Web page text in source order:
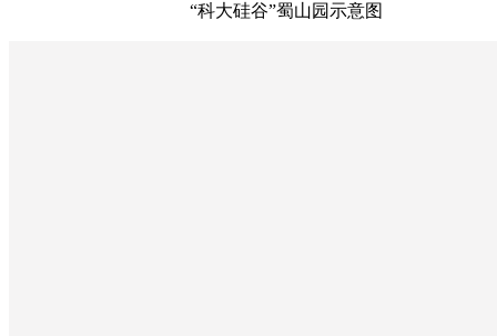
“科大硅谷”蜀山园示意图